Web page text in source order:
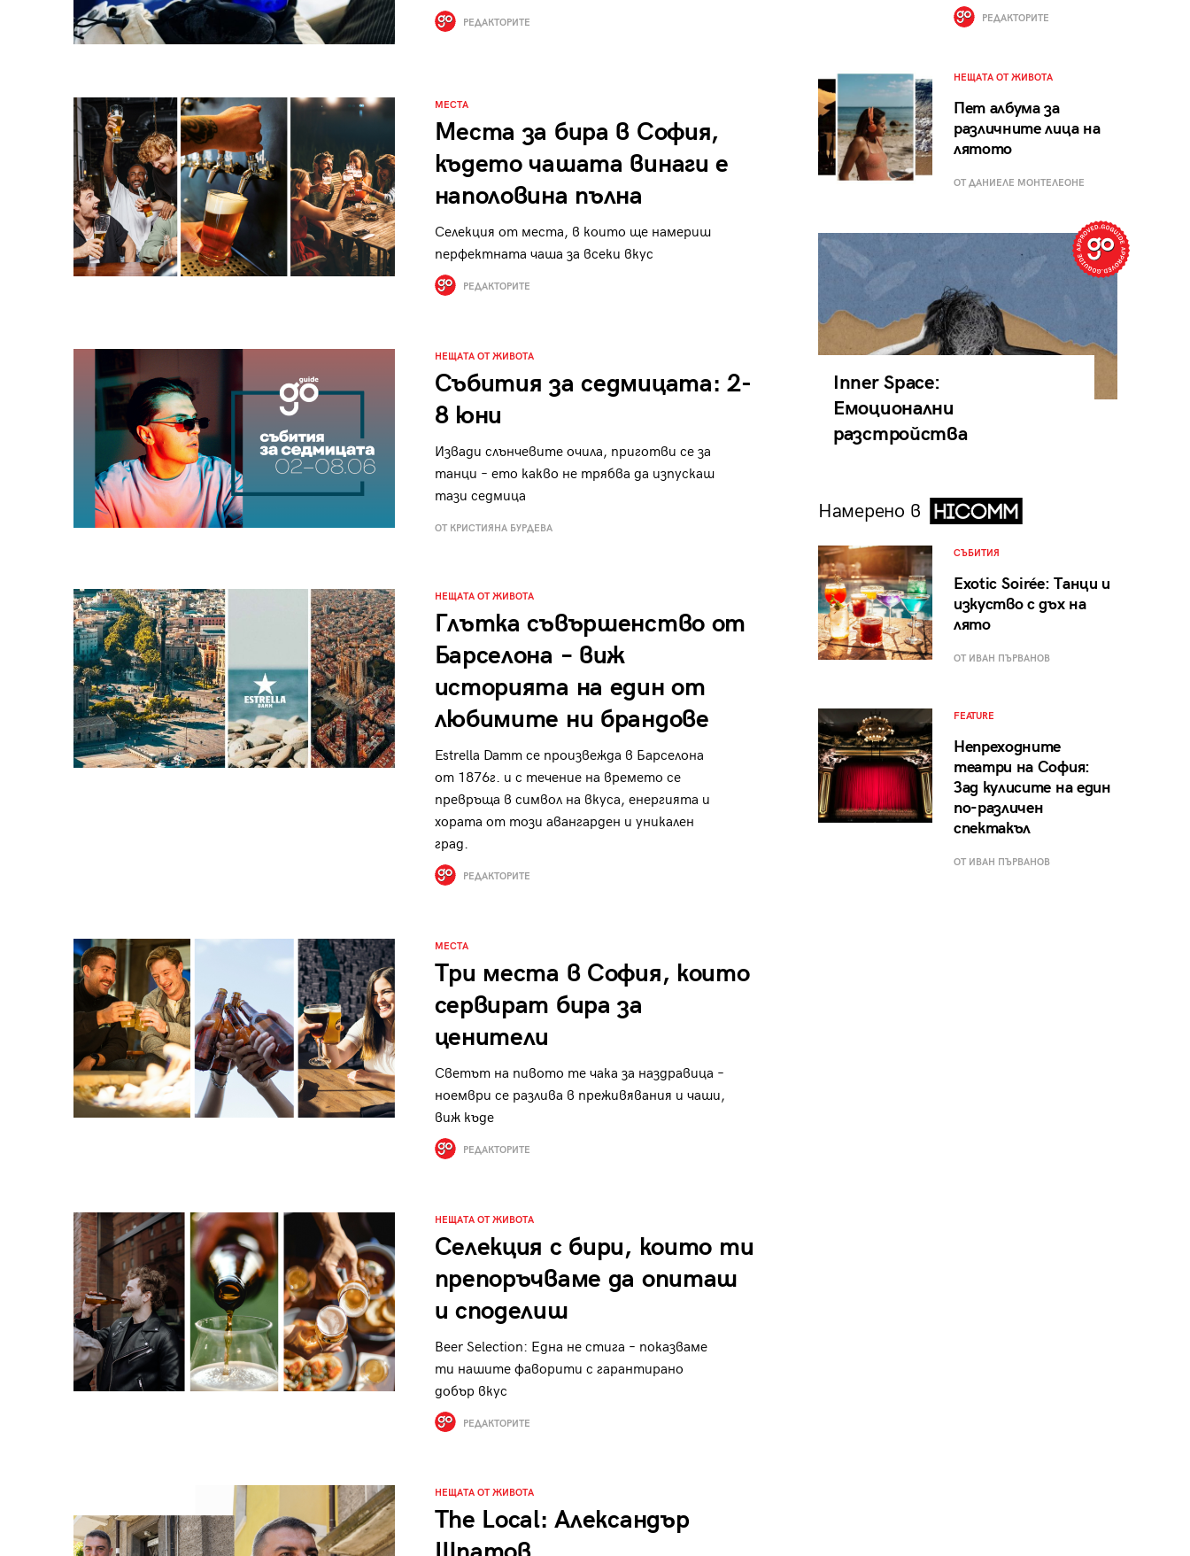
РЕДАКТОРИТЕ
МЕСТА
Места за бира в София,
където чашата винаги е
наполовина пълна
Селекция от места, в които ще намериш
перфектната чаша за всеки вкус
РЕДАКТОРИТЕ
НЕЩАТА ОТ ЖИВОТА
Събития за седмицата: 2-
8 юни
Извади слънчевите очила, приготви се за
танци – ето какво не трябва да изпускаш
тази седмица
ОТ КРИСТИЯНА БУРДЕВА
НЕЩАТА ОТ ЖИВОТА
Глътка съвършенство от
Барселона – виж
историята на един от
любимите ни брандове
Estrella Damm се произвежда в Барселона
от 1876г. и с течение на времето се
превръща в символ на вкуса, енергията и
хората от този авангарден и уникален
град.
РЕДАКТОРИТЕ
МЕСТА
Три места в София, които
сервират бира за
ценители
Светът на пивото те чака за наздравица –
ноември се разлива в преживявания и чаши,
виж къде
РЕДАКТОРИТЕ
НЕЩАТА ОТ ЖИВОТА
Селекция с бири, които ти
препоръчваме да опиташ
и споделиш
Beer Selection: Една не стига – показваме
ти нашите фаворити с гарантирано
добър вкус
РЕДАКТОРИТЕ
НЕЩАТА ОТ ЖИВОТА
The Local: Александър
РЕДАКТОРИТЕ
НЕЩАТА ОТ ЖИВОТА
Пет албума за
различните лица на
лятото
ОТ ДАНИЕЛЕ МОНТЕЛЕОНЕ
Inner Space:
Емоционални
разстройства
Намерено в
СЪБИТИЯ
Exotic Soirée: Танци и
изкуство с дъх на
лято
ОТ ИВАН ПЪРВАНОВ
FEATURE
Непреходните
театри на София:
Зад кулисите на един
по-различен
спектакъл
ОТ ИВАН ПЪРВАНОВ